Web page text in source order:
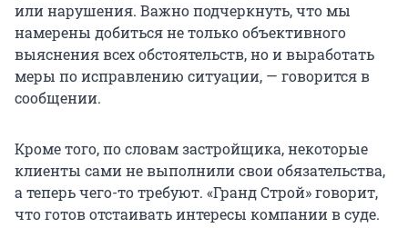
или нарушения. Важно подчеркнуть, что мы
намерены добиться не только объективного
выяснения всех обстоятельств, но и выработать
меры по исправлению ситуации, — говорится в
сообщении.
Кроме того, по словам застройщика, некоторые
клиенты сами не выполнили свои обязательства,
а теперь чего-то требуют. «Гранд Строй» говорит,
что готов отстаивать интересы компании в суде.